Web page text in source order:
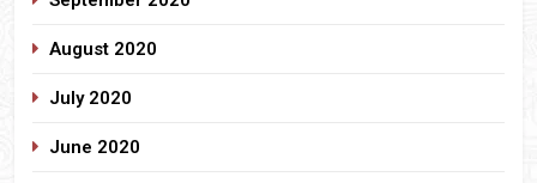
August 2020
July 2020
June 2020